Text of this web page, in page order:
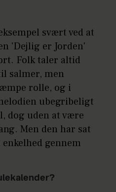
svært ved at
'Dejlig er Jorden'
Folk taler altid
salmer, men
rolle, og i
ubegribeligt
dog uden at være
Men den har sat
gennem